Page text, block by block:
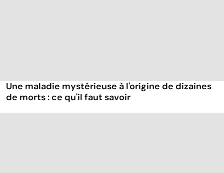
Une maladie mystérieuse à l'origine de dizaines
de morts : ce qu'il faut savoir